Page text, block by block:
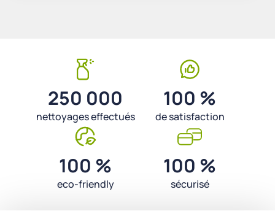
250 000
nettoyages effectués
100 %
de satisfaction
100 %
eco-friendly
100 %
sécurisé